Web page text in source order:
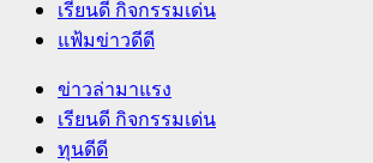
เรียนดี กิจกรรมเด่น
แฟ้มข่าวดีดี
Primary
Menu
ข่าวล่ามาแรง
เรียนดี กิจกรรมเด่น
ทุนดีดี